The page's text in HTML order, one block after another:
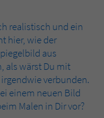
realistisch und ein
hier, wie der
aus
als wärst Du mit
verbunden.
einem neuen Bild
Malen in Dir vor?